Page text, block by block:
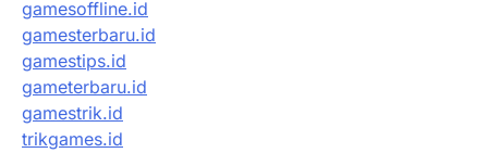
gamesoffline.id
gamesterbaru.id
gamestips.id
gameterbaru.id
gamestrik.id
trikgames.id